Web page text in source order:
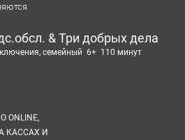
& Три добрых дела
семейный 6+ 110 минут
КАССАХ И